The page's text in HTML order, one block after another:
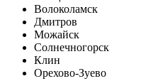
Волоколамск
Дмитров
Можайск
Солнечногорск
Клин
Орехово-Зуево